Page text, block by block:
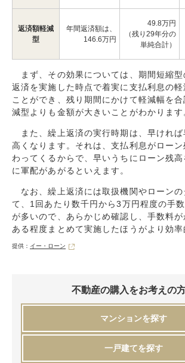
返済額軽減
型
年間返済額は、
146.6万円
49.8万円
（残り29年分の
単純合計）
まず、その効果については、期間短縮型
返済を実施した時点で着実に支払利息の軽
ことができ、残り期間にかけて軽減幅を
減型よりも金額が大きいことがわかります
また、繰上返済の実行時期は、早ければ
高くなります。それは、支払利息がロー
わってくるからで、早いうちにローン残高
に軍配があがるといえます。
なお、繰上返済には取扱機関やローンの
て、1回あたり数千円から3万円程度の手
が多いので、あらかじめ確認し、手数料が
ある程度まとめて実施したほうがより効率
提供： イー・ローン
不動産の購入をお考えの
マンションを探す
一戸建てを探す